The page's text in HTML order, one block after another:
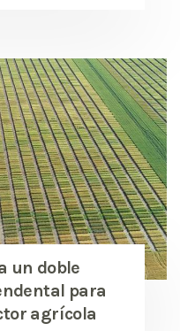
un doble
para
agrícola